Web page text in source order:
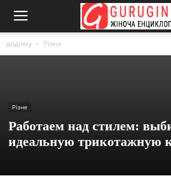
додому Різне
Різне
Работаем над стилем:
идеальную трикотажную